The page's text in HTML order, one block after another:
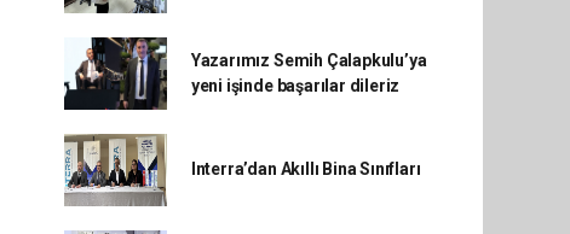
Yazarımız Semih Çalapkulu’ya
yeni işinde başarılar dileriz
Interra’dan Akıllı Bina Sınıfları